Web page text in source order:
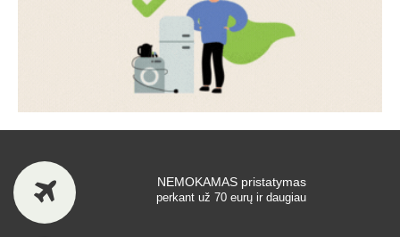
NEMOKAMAS pristatymas
perkant už 70 eurų ir daugiau